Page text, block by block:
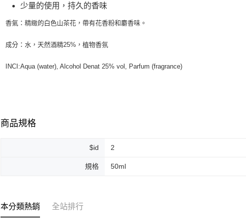
少量的使用，持久的香味
香氣：精緻的白色山茶花，帶有花香粉和麝香味。
成分：水，天然酒精25%，植物香氛
INCI:Aqua (water), Alcohol Denat 25% vol, Parfum (fragrance)
商品規格
$id 2
規格 50ml
本分類熱銷 全站排行